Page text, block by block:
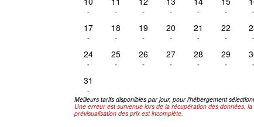
- - - - - - -
17
-
18
-
19
-
20
-
21
-
22
- -
24
-
25
-
26
-
27
-
28
-
29
- -
31
-
Meilleurs tarifs disponibles par jour, pour l'hébergement
Une erreur est survenue lors de la récupération des données, la
prévisualisation des prix est incomplète.